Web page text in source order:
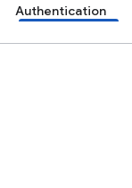
Authentication